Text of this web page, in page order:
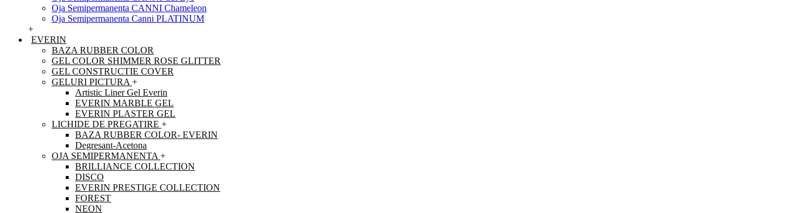
Oja Semipermanenta CANNI Chameleon
Oja Semipermanenta Canni PLATINUM
+
EVERIN
BAZA RUBBER COLOR
GEL COLOR SHIMMER ROSE GLITTER
GEL CONSTRUCTIE COVER
GELURI PICTURA +
Artistic Liner Gel Everin
EVERIN MARBLE GEL
EVERIN PLASTER GEL
LICHIDE DE PREGATIRE +
BAZA RUBBER COLOR- EVERIN
Degresant-Acetona
OJA SEMIPERMANENTA +
BRILLIANCE COLLECTION
DISCO
EVERIN PRESTIGE COLLECTION
FOREST
NEON